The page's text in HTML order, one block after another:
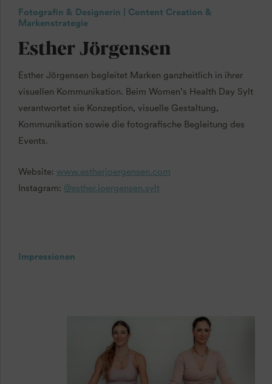
Fotografin & Designerin | Content Creation &
Markenstrategie
Esther Jörgensen
Esther Jörgensen begleitet Marken ganzheitlich in ihrer
visuellen Kommunikation. Beim Women’s Health Day Sylt
verantwortet sie Konzeption, visuelle Gestaltung,
Kommunikation sowie die fotografische Begleitung des
Events.
Website: www.estherjoergensen.com
Instagram: @esther.joergensen.sylt
Impressionen